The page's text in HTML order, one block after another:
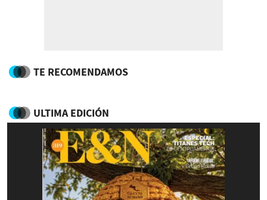
TE RECOMENDAMOS
ULTIMA EDICIÓN